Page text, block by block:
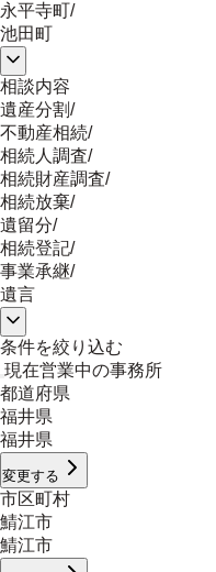
永平寺町/
池田町
相談内容
遺産分割/
不動産相続/
相続人調査/
相続財産調査/
相続放棄/
遺留分/
相続登記/
事業承継/
遺言
条件を絞り込む
現在営業中の事務所
都道府県
福井県
福井県
変更する
市区町村
鯖江市
鯖江市